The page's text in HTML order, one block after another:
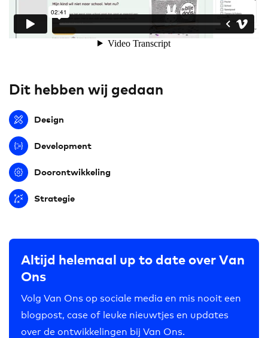
Dit hebben wij gedaan
Design
Development
Doorontwikkeling
Strategie
Altijd helemaal up to date over Van
Ons
Volg Van Ons op sociale media en mis nooit een
blogpost, case of leuke nieuwtjes en updates
over de ontwikkelingen bij Van Ons.